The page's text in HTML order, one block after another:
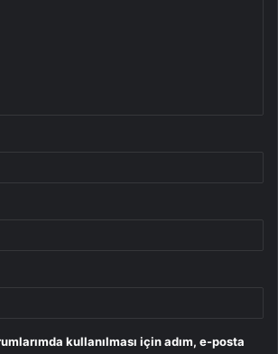
kullanılması için adım, e-posta